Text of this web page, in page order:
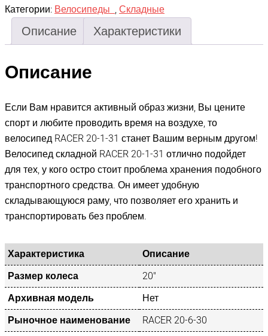
Категории: Велосипеды Складные
Описание Характеристики
Описание
Если Вам нравится активный образ жизни, Вы цените
спорт и любите проводить время на воздухе, то
велосипед RACER 20-1-31 станет Вашим верным другом!
Велосипед складной RACER 20-1-31 отлично подойдет
для тех, у кого остро стоит проблема хранения подобного
транспортного средства. Он имеет удобную
складывающуюся раму, что позволяет его хранить и
транспортировать без проблем.
Характеристика
Описание
Размер колеса
20″
Архивная модель
Нет
Рыночное наименование
RACER 20-6-30